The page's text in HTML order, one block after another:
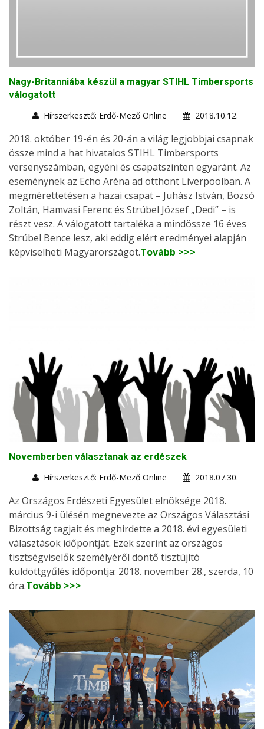
Nagy-Britanniába készül a magyar STIHL Timbersports
válogatott
Hírszerkesztő: Erdő-Mező Online
2018.10.12.
2018. október 19-én és 20-án a világ legjobbjai csapnak
össze mind a hat hivatalos STIHL Timbersports
versenyszámban, egyéni és csapatszinten egyaránt. Az
eseménynek az Echo Aréna ad otthont Liverpoolban. A
megmérettetésen a hazai csapat – Juhász István, Bozsó
Zoltán, Hamvasi Ferenc és Strúbel József „Dedi” – is
részt vesz. A válogatott tartaléka a mindössze 16 éves
Strúbel Bence lesz, aki eddig elért eredményei alapján
képviselheti Magyarországot.Tovább >>>
Novemberben választanak az erdészek
Hírszerkesztő: Erdő-Mező Online
2018.07.30.
Az Országos Erdészeti Egyesület elnöksége 2018.
március 9-i ülésén megnevezte az Országos Választási
Bizottság tagjait és meghirdette a 2018. évi egyesületi
választások időpontját. Ezek szerint az országos
tisztségviselők személyéről döntő tisztújító
küldöttgyűlés időpontja: 2018. november 28., szerda, 10
óra.Tovább >>>